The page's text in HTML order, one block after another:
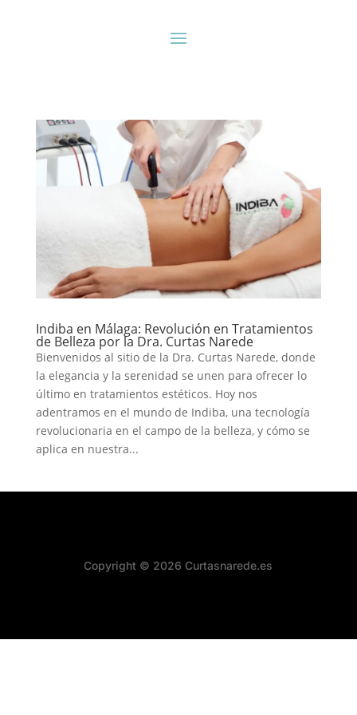
Indiba en Málaga: Revolución en Tratamientos
de Belleza por la Dra. Curtas Narede
Bienvenidos al sitio de la Dra. Curtas Narede, donde
la elegancia y la serenidad se unen para ofrecer lo
último en tratamientos estéticos. Hoy nos
adentramos en el mundo de Indiba, una tecnología
revolucionaria en el campo de la belleza, y cómo se
aplica en nuestra...
Copyright © 2026 Curtasnarede.es